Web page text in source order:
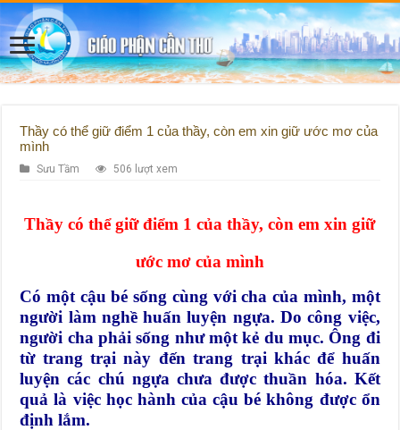
Thầy có thể giữ điểm 1 của thầy, còn em xin giữ ước mơ của
mình
Sưu Tầm 506 lượt xem
Thầy có thể giữ điểm 1 của thầy, còn em xin giữ
ước mơ của mình
Có một cậu bé sống cùng với cha của mình, một
người làm nghề huấn luyện ngựa. Do công việc,
người cha phải sống như một kẻ du mục. Ông đi
từ trang trại này đến trang trại khác để huấn
luyện các chú ngựa chưa được thuần hóa. Kết
quả là việc học hành của cậu bé không được ổn
định lắm.